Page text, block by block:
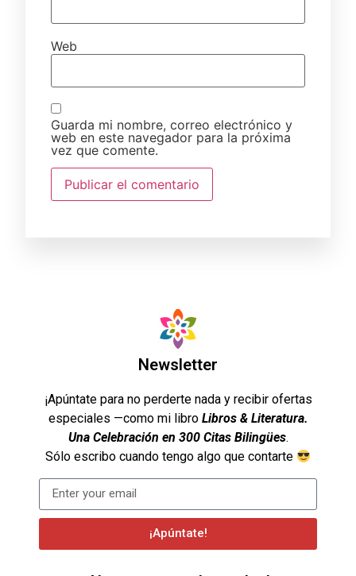
Web
Guarda mi nombre, correo electrónico y
web en este navegador para la próxima
vez que comente.
Newsletter
¡Apúntate para no perderte nada y recibir ofertas
especiales —como mi libro Libros & Literatura.
Una Celebración en 300 Citas Bilingües.
Sólo escribo cuando tengo algo que contarte
¡Apúntate!